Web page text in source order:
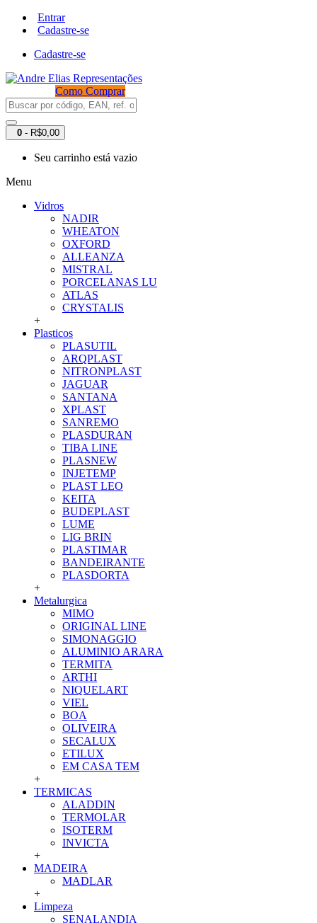
Entrar
Cadastre-se
Cadastre-se
Como Comprar
0 - R$0,00
Seu carrinho está vazio
Menu
Vidros
NADIR
WHEATON
OXFORD
ALLEANZA
MISTRAL
PORCELANAS LU
ATLAS
CRYSTALIS
+
Plasticos
PLASUTIL
ARQPLAST
NITRONPLAST
JAGUAR
SANTANA
XPLAST
SANREMO
PLASDURAN
TIBA LINE
PLASNEW
INJETEMP
PLAST LEO
KEITA
BUDEPLAST
LUME
LIG BRIN
PLASTIMAR
BANDEIRANTE
PLASDORTA
+
Metalurgica
MIMO
ORIGINAL LINE
SIMONAGGIO
ALUMINIO ARARA
TERMITA
ARTHI
NIQUELART
VIEL
BOA
OLIVEIRA
SECALUX
ETILUX
EM CASA TEM
+
TERMICAS
ALADDIN
TERMOLAR
ISOTERM
INVICTA
+
MADEIRA
MADLAR
+
Limpeza
SENALANDIA